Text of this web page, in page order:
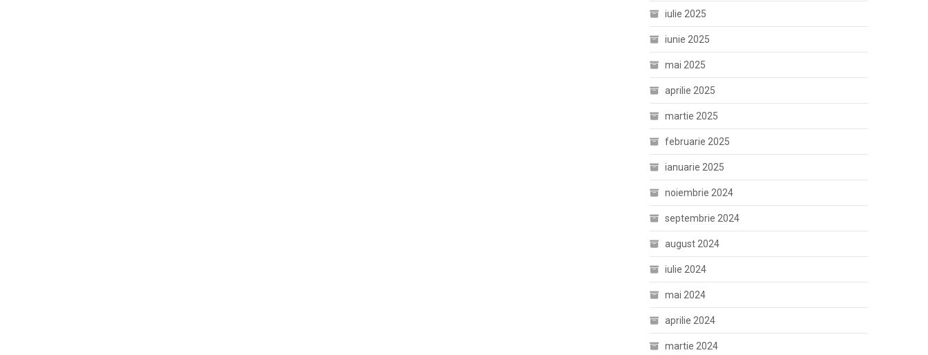
iulie 2025
iunie 2025
mai 2025
aprilie 2025
martie 2025
februarie 2025
ianuarie 2025
noiembrie 2024
septembrie 2024
august 2024
iulie 2024
mai 2024
aprilie 2024
martie 2024